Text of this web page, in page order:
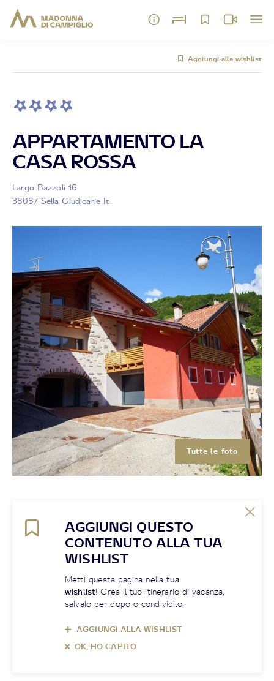
Aggiungi alla wishlist
APPARTAMENTO LA
CASA ROSSA
Largo Bazzoli 16
38087 Sella Giudicarie It
Tutte le foto
AGGIUNGI QUESTO
CONTENUTO ALLA TUA
WISHLIST
Metti questa pagina nellatua
wishlist! Crea il tuo itinerario di vacanza,
salvalo per dopo o condividilo.
AGGIUNGI ALLA WISHLIST
OK, HO CAPITO